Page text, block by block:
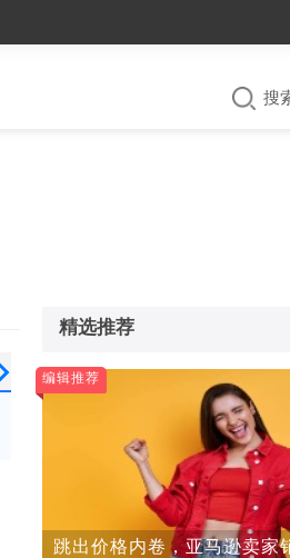
搜
日韩 南美
精选推荐
编辑推荐
跳出价格内卷，亚马逊卖家